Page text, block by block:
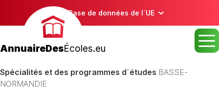
Base de données de l´UE
AnnuaireDesÉcoles.eu
Spécialités et des programmes d´études BASSE-
NORMANDIE